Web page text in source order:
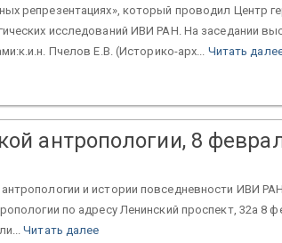
репрезентациях», который проводил Центр
исследований ИВИ РАН. На заседании
Пчелов Е.В. (Историко-арх... Читать
антропологии, 8
и истории повседневности ИВИ
по адресу Ленинский проспект, 32а 8
Читать далее